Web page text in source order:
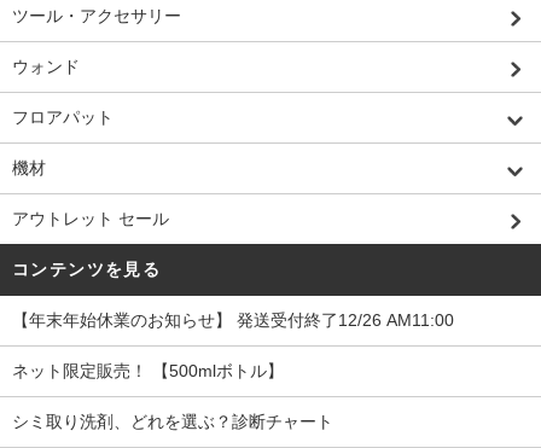
ツール・アクセサリー
ウォンド
フロアパット
機材
アウトレット セール
コンテンツを見る
【年末年始休業のお知らせ】 発送受付終了12/26 AM11:00
ネット限定販売！ 【500mlボトル】
シミ取り洗剤、どれを選ぶ？診断チャート